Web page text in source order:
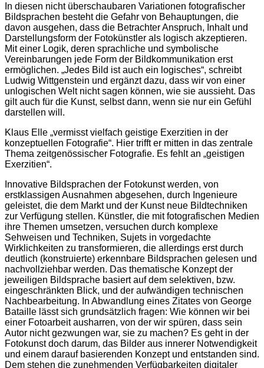
In diesen nicht überschaubaren Variationen fotografischer
Bildsprachen besteht die Gefahr von Behauptungen, die
davon ausgehen, dass die Betrachter Anspruch, Inhalt und
Darstellungsform der Fotokünstler als logisch akzeptieren.
Mit einer Logik, deren sprachliche und symbolische
Vereinbarungen jede Form der Bildkommunikation erst
ermöglichen. „Jedes Bild ist auch ein logisches“, schreibt
Ludwig Wittgenstein und ergänzt dazu, dass wir von einer
unlogischen Welt nicht sagen können, wie sie aussieht. Das
gilt auch für die Kunst, selbst dann, wenn sie nur ein Gefühl
darstellen will.
Klaus Elle „vermisst vielfach geistige Exerzitien in der
konzeptuellen Fotografie“. Hier trifft er mitten in das zentrale
Thema zeitgenössischer Fotografie. Es fehlt an „geistigen
Exerzitien“.
Innovative Bildsprachen der Fotokunst werden, von
erstklassigen Ausnahmen abgesehen, durch Ingenieure
geleistet, die dem Markt und der Kunst neue Bildtechniken
zur Verfügung stellen. Künstler, die mit fotografischen Medien
ihre Themen umsetzen, versuchen durch komplexe
Sehweisen und Techniken, Sujets in vorgedachte
Wirklichkeiten zu transformieren, die allerdings erst durch
deutlich (konstruierte) erkennbare Bildsprachen gelesen und
nachvollziehbar werden. Das thematische Konzept der
jeweiligen Bildsprache basiert auf dem selektiven, bzw.
eingeschränkten Blick, und der aufwändigen technischen
Nachbearbeitung. In Abwandlung eines Zitates von George
Bataille lässt sich grundsätzlich fragen: Wie können wir bei
einer Fotoarbeit ausharren, von der wir spüren, dass sein
Autor nicht gezwungen war, sie zu machen? Es geht in der
Fotokunst doch darum, das Bilder aus innerer Notwendigkeit
und einem darauf basierenden Konzept und entstanden sind.
Dem stehen die zunehmenden Verfügbarkeiten digitaler